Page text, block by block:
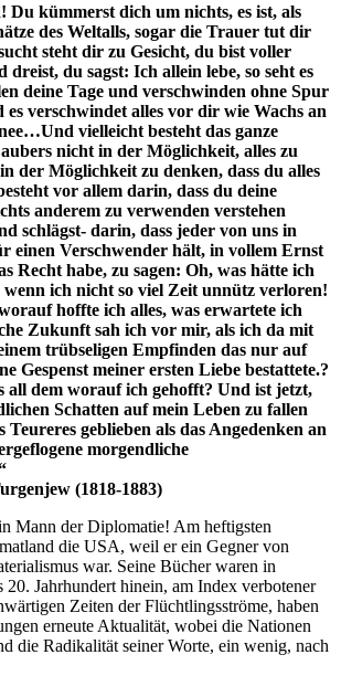
Du kümmerst dich um nichts, es ist, als
des Weltalls, sogar die Trauer tut dir
steht dir zu Gesicht, du bist voller
dreist, du sagst: Ich allein lebe, so seht es
deine Tage und verschwinden ohne Spur
verschwindet alles vor dir wie Wachs an
vielleicht besteht das ganze
nicht in der Möglichkeit, alles zu
der Möglichkeit zu denken, dass du alles
vor allem darin, dass du deine
anderem zu verwenden verstehen
schlägst- darin, dass jeder von uns in
einen Verschwender hält, in vollem Ernst
Recht habe, zu sagen: Oh, was hätte ich
wenn ich nicht so viel Zeit unnütz verloren!
hoffte ich alles, was erwartete ich
Zukunft sah ich vor mir, als ich da mit
trübseligen Empfinden das nur auf
Gespenst meiner ersten Liebe bestattete.?
all dem worauf ich gehofft? Und ist jetzt,
Schatten auf mein Leben zu fallen
Teureres geblieben als das Angedenken an
morgendliche
(1818-1883)
Mann der Diplomatie! Am heftigsten
die USA, weil er ein Gegner von
war. Seine Bücher waren in
Jahrhundert hinein, am Index verbotener
Zeiten der Flüchtlingsströme, haben
erneute Aktualität, wobei die Nationen
die Radikalität seiner Worte, ein wenig, nach